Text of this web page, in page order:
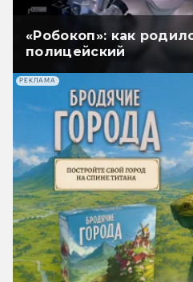
«Робокоп»: как
полицейский
РЕКЛАМА